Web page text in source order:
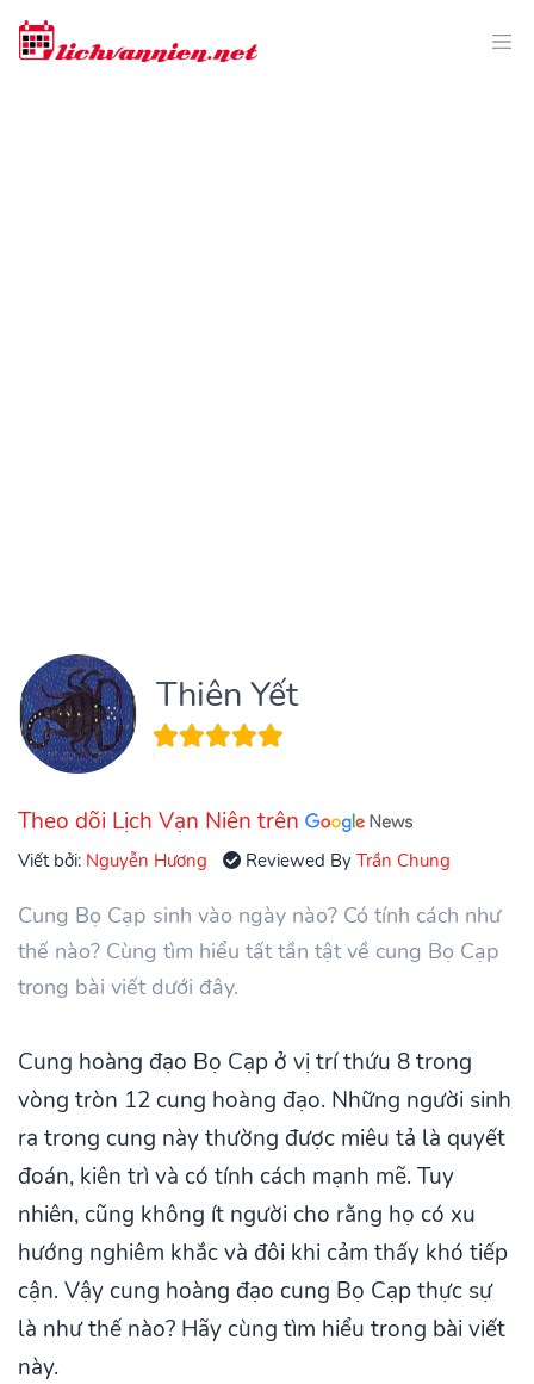
Thiên Yết
Theo dõi Lịch Vạn Niên trên
Viết bởi: Nguyễn Hương Reviewed ByTrần Chung
Cung Bọ Cạp sinh vào ngày nào? Có tính cách như
thế nào? Cùng tìm hiểu tất tần tật về cung Bọ Cạp
trong bài viết dưới đây.
Cung hoàng đạo Bọ Cạp ở vị trí thứu 8 trong
vòng tròn 12 cung hoàng đạo. Những người sinh
ra trong cung này thường được miêu tả là quyết
đoán, kiên trì và có tính cách mạnh mẽ. Tuy
nhiên, cũng không ít người cho rằng họ có xu
hướng nghiêm khắc và đôi khi cảm thấy khó tiếp
cận. Vậy cung hoàng đạo cung Bọ Cạp thực sự
là như thế nào? Hãy cùng tìm hiểu trong bài viết
này.